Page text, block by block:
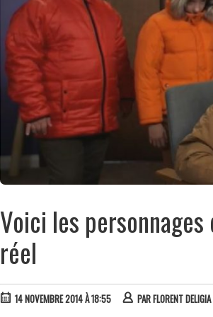
Voici les
réel
14 NOVEMBRE 2014 À 18:55 PARFLORENT DELIGIA